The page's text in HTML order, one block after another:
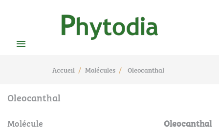

Accueil Molécules Oleocanthal
Oleocanthal
Molécule Oleocanthal